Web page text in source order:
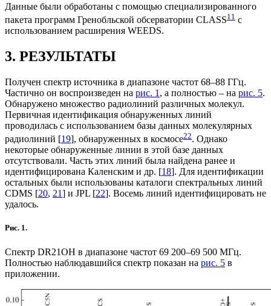
Данные были обработаны с помощью специализированного
пакета программ Гренобльской обсерватории CLASS1 1 с
использованием расширения WEEDS.
3. РЕЗУЛЬТАТЫ
Получен спектр источника в диапазоне частот 68–88 ГГц.
Частично он воспроизведен на рис. 1 , а полностью – на рис. 5.
Обнаружено множество радиолиний различных молекул.
Первичная идентификация обнаруженных линий
проводилась с использованием базы данных молекулярных
радиолиний [19], обнаруженных в космосе22. Однако
некоторые обнаруженные линии в этой базе данных
отсутствовали. Часть этих линий была найдена ранее и
идентифицирована Каленским и др. [18]. Для идентификации
остальных были использованы каталоги спектральных линий
CDMS [20, 21] и JPL [22]. Восемь линий идентифицировать не
удалось.
Рис. 1.
Спектр DR21OH в диапазоне частот 69 200–69 500 МГц.
Полностью наблюдавшийся спектр показан на рис. 5 в
приложении.